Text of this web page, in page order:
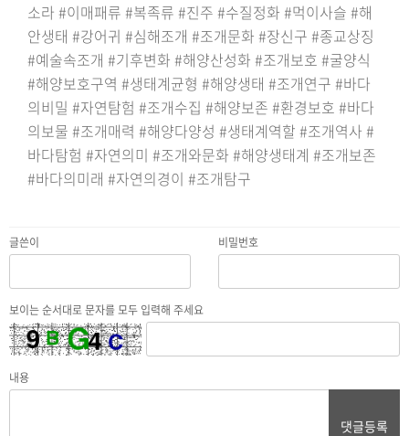
소라 #이매패류 #복족류 #진주 #수질정화 #먹이사슬 #해
안생태 #강어귀 #심해조개 #조개문화 #장신구 #종교상징
#예술속조개 #기후변화 #해양산성화 #조개보호 #굴양식
#해양보호구역 #생태계균형 #해양생태 #조개연구 #바다
의비밀 #자연탐험 #조개수집 #해양보존 #환경보호 #바다
의보물 #조개매력 #해양다양성 #생태계역할 #조개역사 #
바다탐험 #자연의미 #조개와문화 #해양생태계 #조개보존
#바다의미래 #자연의경이 #조개탐구
글쓴이 비밀번호
보이는 순서대로 문자를 모두 입력해 주세요
내용
댓글등록